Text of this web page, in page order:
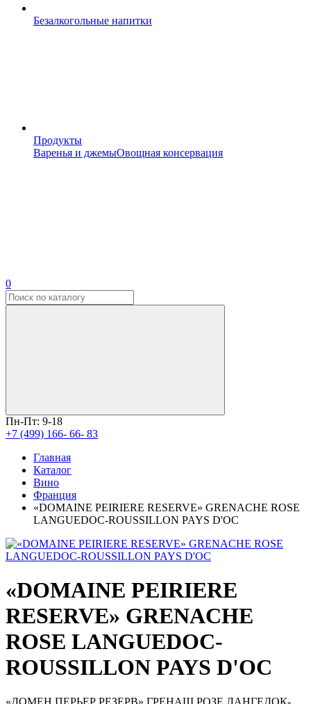
Безалкогольные напитки
Продукты
Варенья и джемыОвощная консервация
0
Пн-Пт: 9-18
+7 (499) 166- 66- 83
Главная
Каталог
Вино
Франция
«DOMAINE PEIRIERE RESERVE» GRENACHE ROSE
LANGUEDOC-ROUSSILLON PAYS D'OC
«DOMAINE PEIRIERE
RESERVE» GRENACHE
ROSE LANGUEDOC-
ROUSSILLON PAYS D'OC
«ДОМЕН ПЕРЬЕР РЕЗЕРВ» ГРЕНАШ РОЗЕ ЛАНГЕДОК-